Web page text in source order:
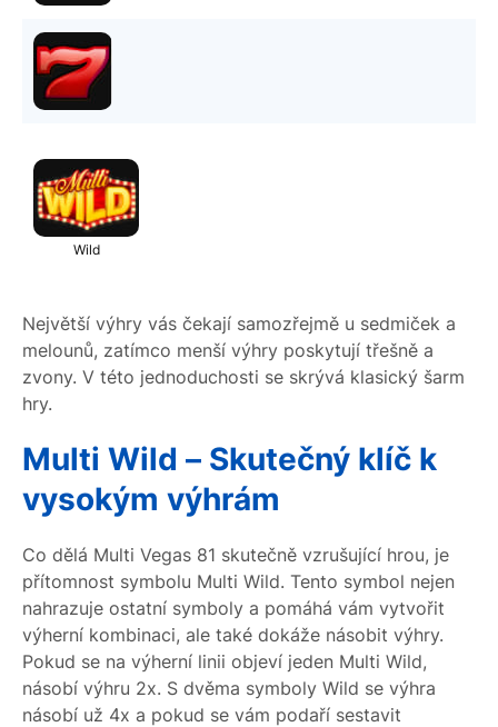
Wild
Největší výhry vás čekají samozřejmě u sedmiček a
melounů, zatímco menší výhry poskytují třešně a
zvony. V této jednoduchosti se skrývá klasický šarm
hry.
Multi Wild – Skutečný klíč k
vysokým výhrám
Co dělá Multi Vegas 81 skutečně vzrušující hrou, je
přítomnost symbolu Multi Wild. Tento symbol nejen
nahrazuje ostatní symboly a pomáhá vám vytvořit
výherní kombinaci, ale také dokáže násobit výhry.
Pokud se na výherní linii objeví jeden Multi Wild,
násobí výhru 2x. S dvěma symboly Wild se výhra
násobí už 4x a pokud se vám podaří sestavit